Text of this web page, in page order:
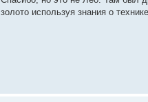
золото используя знания о